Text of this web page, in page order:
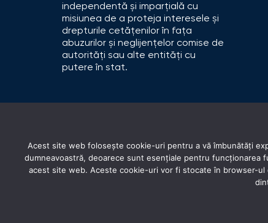
independentă și imparțială cu
misiunea de a proteja interesele și
drepturile cetățenilor în fața
abuzurilor și neglijențelor comise de
autorități sau alte entități cu
putere în stat.
Acest site web folosește cookie-uri pentru a vă îmbunătăți
dumneavoastră, deoarece sunt esențiale pentru funcționarea
acest site web. Aceste cookie-uri vor fi stocate în browser-ul